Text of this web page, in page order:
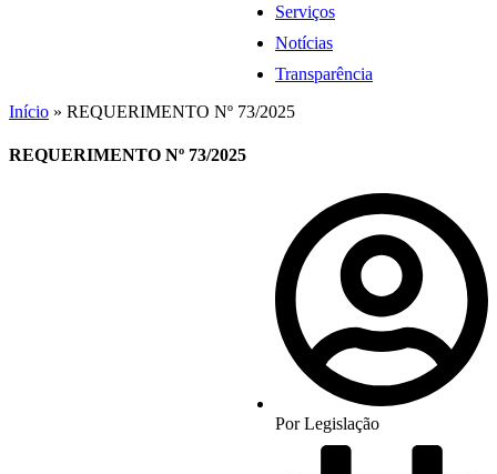
Serviços
Notícias
Transparência
Início » REQUERIMENTO Nº 73/2025
REQUERIMENTO Nº 73/2025
PorLegislação